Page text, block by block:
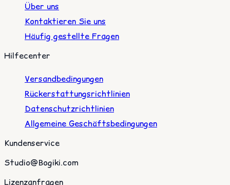
Über uns
Kontaktieren Sie uns
Häufig gestellte Fragen
Hilfecenter
Versandbedingungen
Rückerstattungsrichtlinien
Datenschutzrichtlinien
Allgemeine Geschäftsbedingungen
Kundenservice
Studio@Bogiki.com
Lizenzanfragen